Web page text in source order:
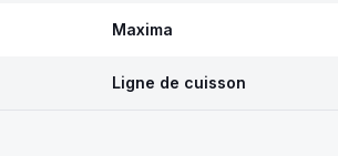
Maxima
Ligne de cuisson